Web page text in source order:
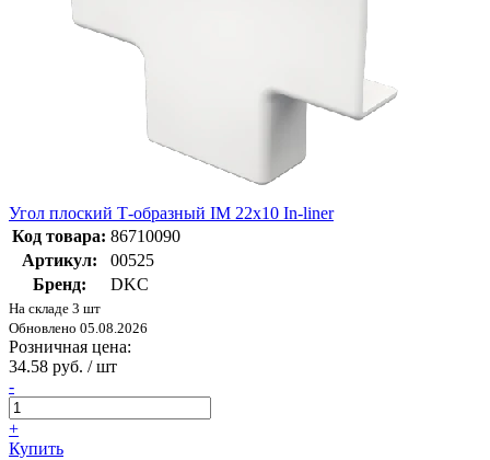
Угол плоский Т-образный IM 22х10 In-liner
Код товара: 86710090
Артикул:
00525
Бренд:
DKC
На складе 3 шт
Обновлено 05.08.2026
Розничная цена:
34.58 руб. / шт
-
+
Купить